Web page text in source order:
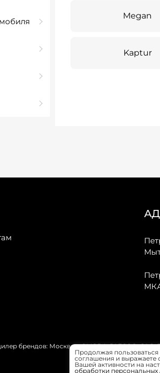
Megan
Kaptur
брендов: Москвич, OMODA, JAECOO,
Продолжая
соглашения и выражаете
Вашей активности на
обработки персональных